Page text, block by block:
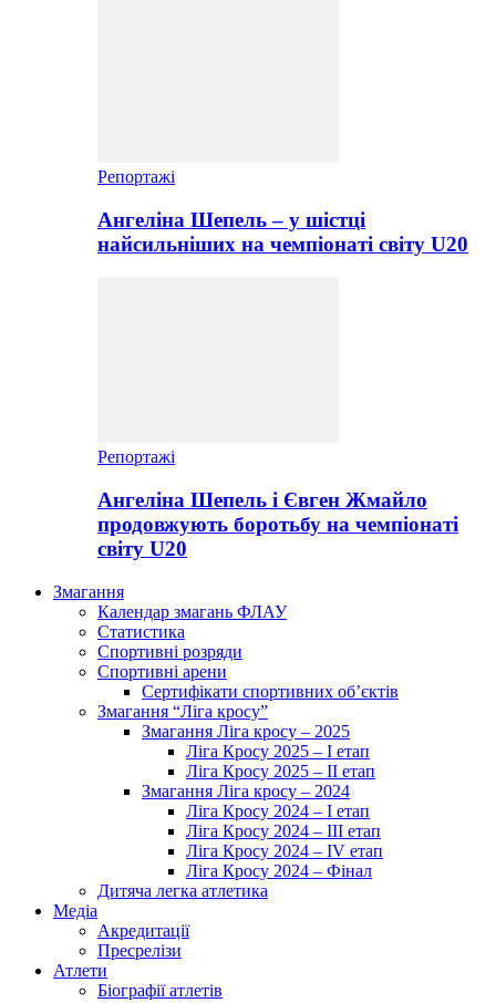
Репортажі
Ангеліна Шепель – у шістці
найсильніших на чемпіонаті світу U20
Репортажі
Ангеліна Шепель і Євген Жмайло
продовжують боротьбу на чемпіонаті
світу U20
Змагання
Календар змагань ФЛАУ
Статистика
Спортивні розряди
Спортивні арени
Сертифікати спортивних об’єктів
Змагання “Ліга кросу”
Змагання Ліга кросу – 2025
Ліга Кросу 2025 – I етап
Ліга Кросу 2025 – II етап
Змагання Ліга кросу – 2024
Ліга Кросу 2024 – I етап
Ліга Кросу 2024 – III етап
Ліга Кросу 2024 – IV етап
Ліга Кросу 2024 – Фінал
Дитяча легка атлетика
Медіа
Акредитації
Пресрелізи
Атлети
Біографії атлетів